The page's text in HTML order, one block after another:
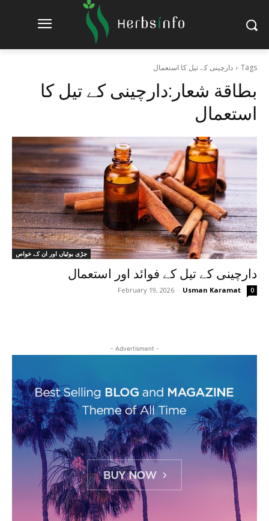
Tags دارچینی کے تیل کا استعمال
بطاقة شعار:دارچینی کے تیل کا
استعمال
جڑی بوٹیاں اور ان کے خواص
دارچینی کے تیل کے فوائد اور استعمال
Usman Karamat
-
February 19, 2026 0
- Advertisment -